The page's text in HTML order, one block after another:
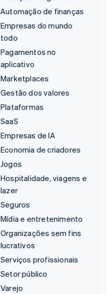
Automação de finanças
Empresas do mundo
todo
Pagamentos no
aplicativo
Marketplaces
Gestão dos valores
Plataformas
SaaS
Empresas de IA
Economia de criadores
Jogos
Hospitalidade, viagens e
lazer
Seguros
Mídia e entretenimento
Organizações sem fins
lucrativos
Serviços profissionais
Setor público
Varejo